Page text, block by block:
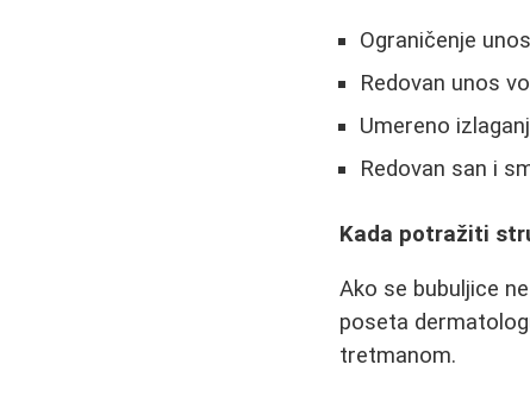
Ograničenje
Redovan unos
Umereno
Redovan san i
Kada potražiti
Ako se bubuljice
poseta
tretmanom.